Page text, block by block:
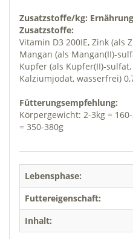
Zusatzstoffe/kg:
Zusatzstoffe:
Vitamin D3 200IE, Zink (als
Mangan (als Mangan(II)-
Kupfer (als Kupfer(II)-
Kalziumjodat, wasserfrei)
Fütterungsempfehlung:
Körpergewicht: 2-3kg =
= 350-380g
Lebensphase:
Futtereigenschaft:
Inhalt: